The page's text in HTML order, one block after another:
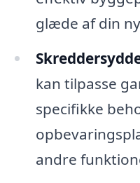
glæde af din
kan tilpasse
specifikke
andre